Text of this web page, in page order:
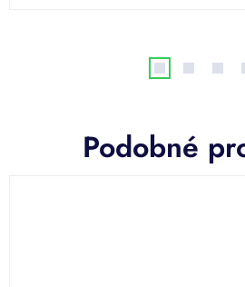
Podobné